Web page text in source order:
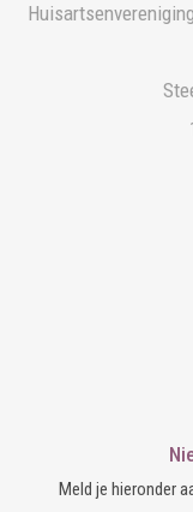
Meld je hieronder